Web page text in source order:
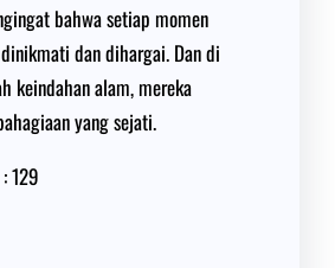
bahwa setiap momen
dan dihargai. Dan di
keindahan alam, mereka
yang sejati.
129